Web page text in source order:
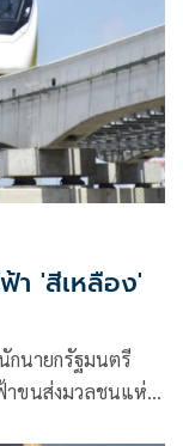
า 'สีเหลือง'
กนายกรัฐมนตรี
าขนส่งมวลชนแห่ง